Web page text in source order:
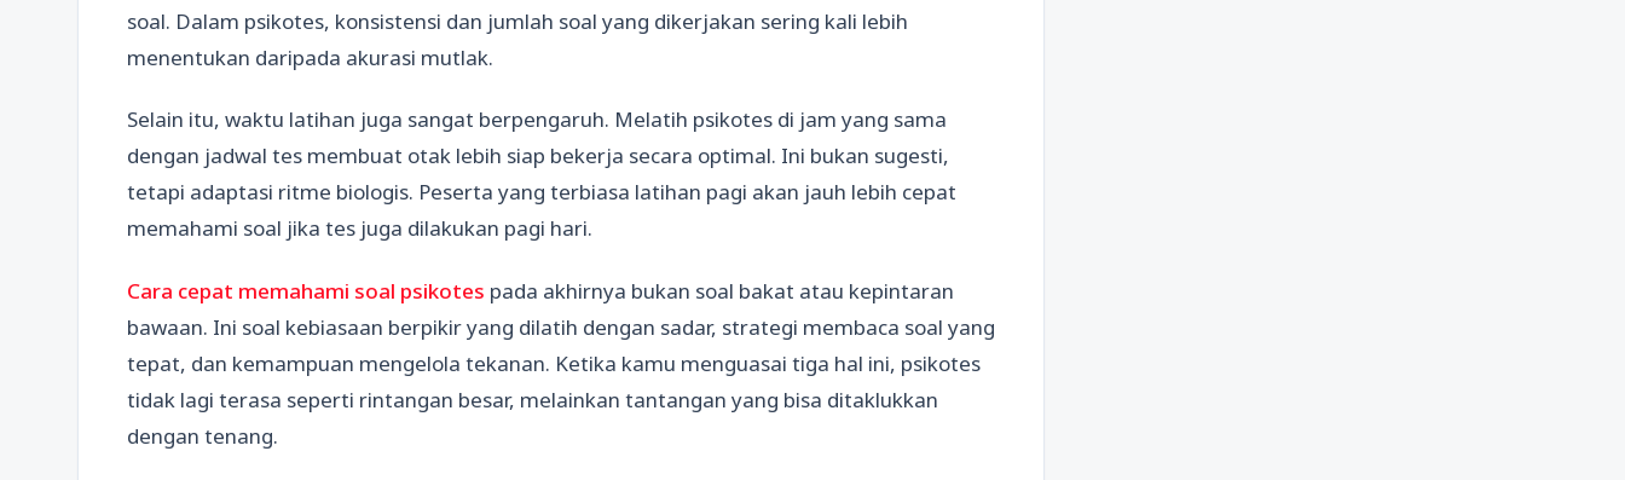
soal. Dalam psikotes, konsistensi dan jumlah soal yang dikerjakan sering kali lebih
menentukan daripada akurasi mutlak.
Selain itu, waktu latihan juga sangat berpengaruh. Melatih psikotes di jam yang sama
dengan jadwal tes membuat otak lebih siap bekerja secara optimal. Ini bukan sugesti,
tetapi adaptasi ritme biologis. Peserta yang terbiasa latihan pagi akan jauh lebih cepat
memahami soal jika tes juga dilakukan pagi hari.
Cara cepat memahami soal psikotes pada akhirnya bukan soal bakat atau kepintaran
bawaan. Ini soal kebiasaan berpikir yang dilatih dengan sadar, strategi membaca soal yang
tepat, dan kemampuan mengelola tekanan. Ketika kamu menguasai tiga hal ini, psikotes
tidak lagi terasa seperti rintangan besar, melainkan tantangan yang bisa ditaklukkan
dengan tenang.